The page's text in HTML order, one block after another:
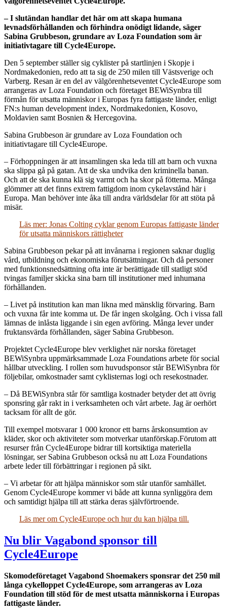
– I slutändan handlar det här om att skapa humana
levnadsförhållanden och förhindra onödigt lidande, säger
Sabina Grubbeson, grundare av Loza Foundation som är
initiativtagare till Cycle4Europe.
Den 5 september ställer sig cyklister på startlinjen i Skopje i
Nordmakedonien, redo att ta sig de 250 milen till Västsverige och
Varberg. Resan är en del av välgörenhetseventet Cycle4Europe som
arrangeras av Loza Foundation och företaget BEWiSynbra till
förmån för utsatta människor i Europas fyra fattigaste länder, enligt
FN:s human development index, Nordmakedonien, Kosovo,
Moldavien samt Bosnien & Hercegovina.
Sabina Grubbeson är grundare av Loza Foundation och
initiativtagare till Cycle4Europe.
– Förhoppningen är att insamlingen ska leda till att barn och vuxna
ska slippa gå på gatan. Att de ska undvika den kriminella banan.
Och att de ska kunna klä sig varmt och ha skor på fötterna. Många
glömmer att det finns extrem fattigdom inom cykelavstånd här i
Europa. Man behöver inte åka till andra världsdelar för att stöta på
misär.
Läs mer: Jonas Colting cyklar genom Europas fattigaste länder
för utsatta människors rättigheter
Sabina Grubbeson pekar på att invånarna i regionen saknar duglig
vård, utbildning och ekonomiska förutsättningar. Och då personer
med funktionsnedsättning ofta inte är berättigade till statligt stöd
tvingas familjer skicka sina barn till institutioner med inhumana
förhållanden.
– Livet på institution kan man likna med mänsklig förvaring. Barn
och vuxna får inte komma ut. De får ingen skolgång. Och i vissa fall
lämnas de inlåsta liggande i sin egen avföring. Många lever under
fruktansvärda förhållanden, säger Sabina Grubbeson.
Projektet Cycle4Europe blev verklighet när norska företaget
BEWiSynbra uppmärksammade Loza Foundations arbete för social
hållbar utveckling. I rollen som huvudsponsor står BEWiSynbra för
följebilar, omkostnader samt cyklisternas logi och resekostnader.
– Då BEWiSynbra står för samtliga kostnader betyder det att övrig
sponsring går rakt in i verksamheten och vårt arbete. Jag är oerhört
tacksam för allt de gör.
Till exempel motsvarar 1 000 kronor ett barns årskonsumtion av
kläder, skor och aktiviteter som motverkar utanförskap.Förutom att
resurser från Cycle4Europe bidrar till kortsiktiga materiella
lösningar, ser Sabina Grubbeson också nu att Loza Foundations
arbete leder till förbättringar i regionen på sikt.
– Vi arbetar för att hjälpa människor som står utanför samhället.
Genom Cycle4Europe kommer vi både att kunna synliggöra dem
och samtidigt hjälpa till att stärka deras självförtroende.
Läs mer om Cycle4Europe och hur du kan hjälpa till.
Nu blir Vagabond sponsor till
Cycle4Europe
Skomodeföretaget Vagabond Shoemakers sponsrar det 250 mil
långa cykelloppet Cycle4Europe, som arrangeras av Loza
Foundation till stöd för de mest utsatta människorna i Europas
fattigaste länder.